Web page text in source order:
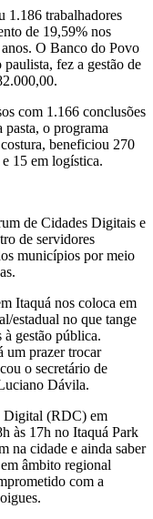
1.186 trabalhadores
de 19,59% nos
O Banco do Povo
fez a gestão de
com 1.166 conclusões
o programa
beneficiou 270
15 em logística.
de Cidades Digitais e
de servidores
municípios por meio
Itaquá nos coloca em
estadual no que tange
à gestão pública.
um prazer trocar
o secretário de
Dávila.
Digital (RDC) em
às 17h no Itaquá Park
na cidade e ainda saber
âmbito regional
com a